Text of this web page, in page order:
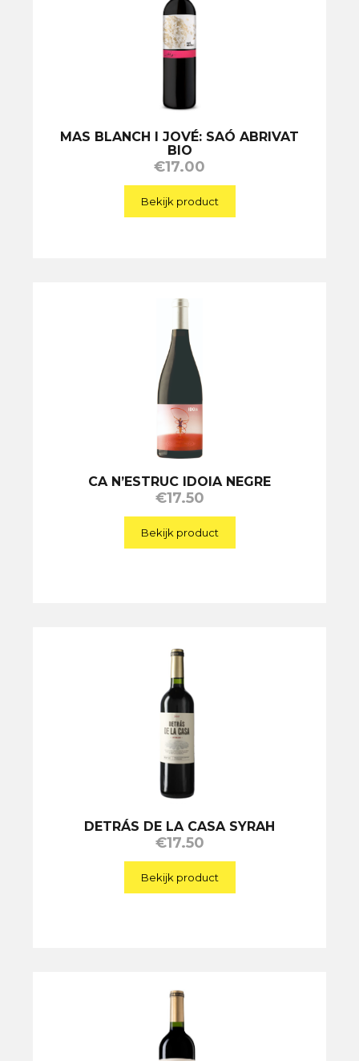
MAS BLANCH I JOVÉ: SAÓ ABRIVAT
BIO
€17.00
Bekijk product
CA N’ESTRUC IDOIA NEGRE
€17.50
Bekijk product
DETRÁS DE LA CASA SYRAH
€17.50
Bekijk product